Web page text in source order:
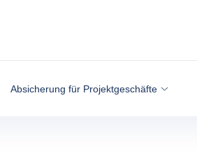
Absicherung für Projektgeschäfte